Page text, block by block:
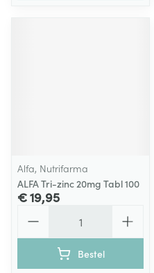
Alfa, Nutrifarma
ALFA Tri-zinc 20mg Tabl 100
€ 19,95
Bestel